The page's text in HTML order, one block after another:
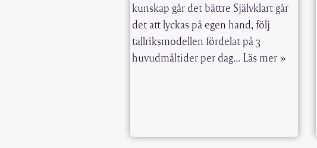
kunskap går det bättre Självklart går
det att lyckas på egen hand, följ
tallriksmodellen fördelat på 3
huvudmåltider per dag… Läs mer »